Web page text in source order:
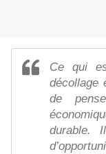
Ce qui
décollage
de
durable.